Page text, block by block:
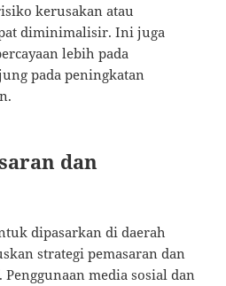
kerusakan atau
diminimalisir. Ini juga
lebih pada
pada peningkatan
dan
dipasarkan di daerah
strategi pemasaran dan
media sosial dan